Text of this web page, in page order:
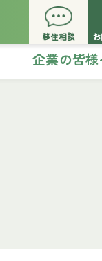
移住相談
企業の皆様